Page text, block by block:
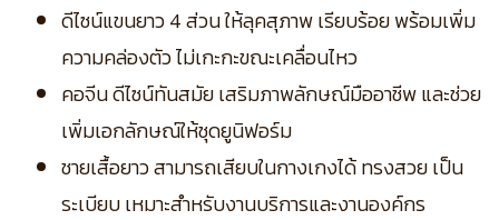
ดีไซน์แขนยาว 4 ส่วน ให้ลุคสุภาพ เรียบร้อย พร้อมเพิ่ม
ความคล่องตัว ไม่เกะกะขณะเคลื่อนไหว
คอจีน ดีไซน์ทันสมัย เสริมภาพลักษณ์มืออาชีพ และช่วย
เพิ่มเอกลักษณ์ให้ชุดยูนิฟอร์ม
ชายเสื้อยาว สามารถเสียบในกางเกงได้ ทรงสวย เป็น
ระเบียบ เหมาะสำหรับงานบริการและงานองค์กร